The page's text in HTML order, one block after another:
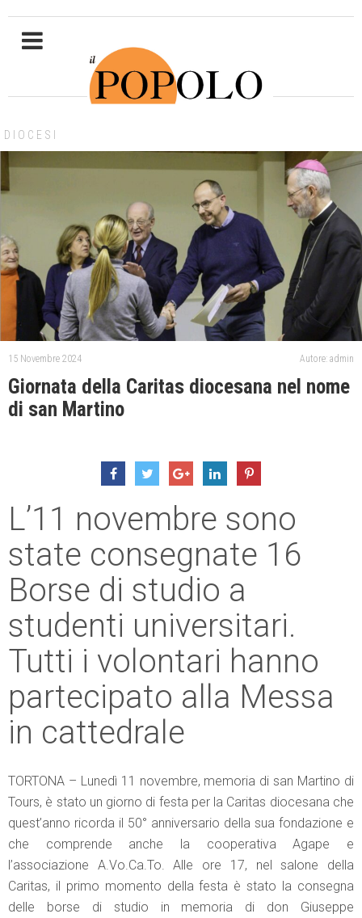
DIOCESI
15 Novembre 2024 Autore: admin
Giornata della Caritas diocesana nel nome
di san Martino
L’11 novembre sono
state consegnate 16
Borse di studio a
studenti universitari.
Tutti i volontari hanno
partecipato alla Messa
in cattedrale
TORTONA – Lunedì 11 novembre, memoria di san Martino di
Tours, è stato un giorno di festa per la Caritas diocesana che
quest’anno ricorda il 50° anniversario della sua fondazione e
che comprende anche la cooperativa Agape e
l’associazione A.Vo.Ca.To. Alle ore 17, nel salone della
Caritas, il primo momento della festa è stato la consegna
delle borse di studio in memoria di don Giuseppe